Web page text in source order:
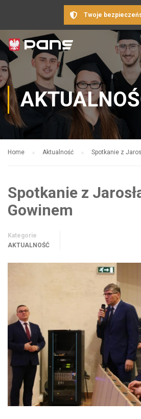
Twoje
Home Aktualność Spotkanie z
Spotkanie z
Gowinem
Kategorie
AKTUALNOŚĆ